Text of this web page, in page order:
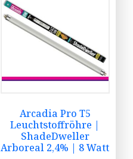
Arcadia Pro T5
Leuchtstoffröhre |
ShadeDweller
Arboreal 2,4% | 8 Watt